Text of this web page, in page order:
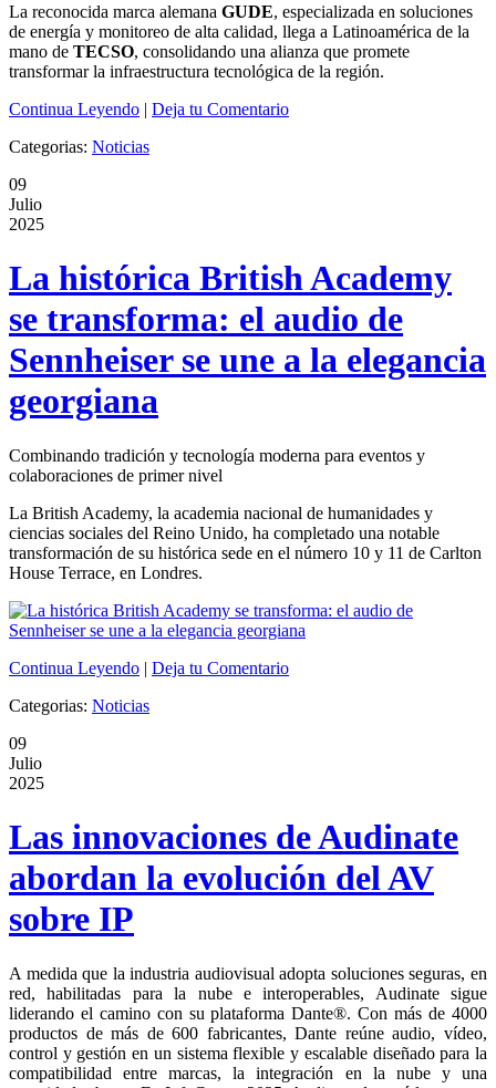
La reconocida marca alemana GUDE, especializada en soluciones
de energía y monitoreo de alta calidad, llega a Latinoamérica de la
mano de TECSO, consolidando una alianza que promete
transformar la infraestructura tecnológica de la región.
Continua Leyendo | Deja tu Comentario
Categorias: Noticias
09
Julio
2025
La histórica British Academy
se transforma: el audio de
Sennheiser se une a la elegancia
georgiana
Combinando tradición y tecnología moderna para eventos y
colaboraciones de primer nivel
La British Academy, la academia nacional de humanidades y
ciencias sociales del Reino Unido, ha completado una notable
transformación de su histórica sede en el número 10 y 11 de Carlton
House Terrace, en Londres.
Continua Leyendo | Deja tu Comentario
Categorias: Noticias
09
Julio
2025
Las innovaciones de Audinate
abordan la evolución del AV
sobre IP
A medida que la industria audiovisual adopta soluciones seguras, en
red, habilitadas para la nube e interoperables, Audinate sigue
liderando el camino con su plataforma Dante®. Con más de 4000
productos de más de 600 fabricantes, Dante reúne audio, vídeo,
control y gestión en un sistema flexible y escalable diseñado para la
compatibilidad entre marcas, la integración en la nube y una